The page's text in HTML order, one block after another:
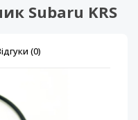
Subaru KRS
(0)